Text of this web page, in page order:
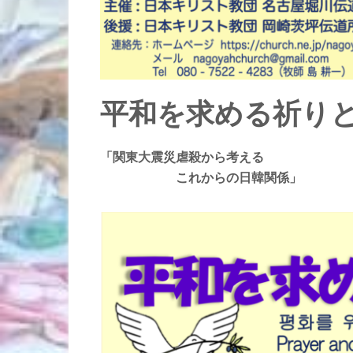
平和を求める祈り
「関東大震災虐殺から考える
これからの日韓関係」